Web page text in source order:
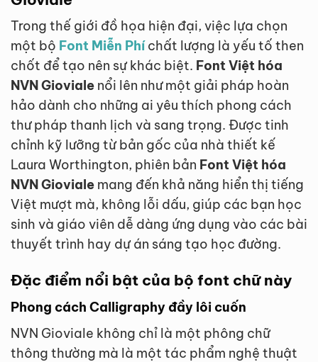
Trong thế giới đồ họa hiện đại, việc lựa chọn
một bộ Font Miễn Phíchất lượng là yếu tố then
chốt để tạo nên sự khác biệt. Font Việt hóa
NVN Gioviale nổi lên như một giải pháp hoàn
hảo dành cho những ai yêu thích phong cách
thư pháp thanh lịch và sang trọng. Được tinh
chỉnh kỹ lưỡng từ bản gốc của nhà thiết kế
Laura Worthington, phiên bản Font Việt hóa
NVN Gioviale mang đến khả năng hiển thị tiếng
Việt mượt mà, không lỗi dấu, giúp các bạn học
sinh và giáo viên dễ dàng ứng dụng vào các bài
thuyết trình hay dự án sáng tạo học đường.
Đặc điểm nổi bật của bộ font chữ này
Phong cách Calligraphy đầy lôi cuốn
NVN Gioviale không chỉ là một phông chữ
thông thường mà là một tác phẩm nghệ thuật